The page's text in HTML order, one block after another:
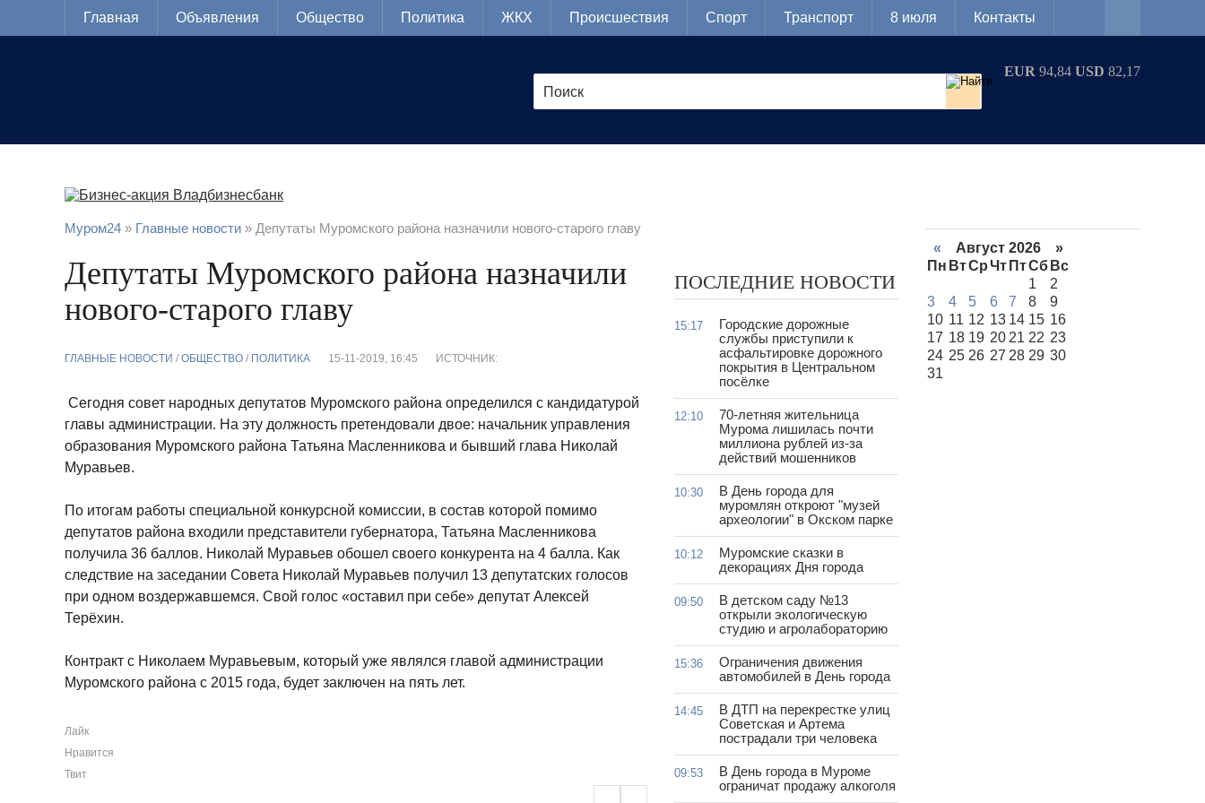
Главная Объявления Общество Политика ЖКХ Происшествия Спорт Транспорт 8 июля Контакты
EUR 94,84 USD 82,17
Муром24 » Главные новости » Депутаты Муромского района назначили нового-старого главу
Депутаты Муромского района назначили
нового-старого главу
ГЛАВНЫЕ НОВОСТИ / ОБЩЕСТВО / ПОЛИТИКА 15-11-2019, 16:45 ИСТОЧНИК:
Сегодня совет народных депутатов Муромского района определился с кандидатурой
главы администрации. На эту должность претендовали двое: начальник управления
образования Муромского района Татьяна Масленникова и бывший глава Николай
Муравьев.
По итогам работы специальной конкурсной комиссии, в состав которой помимо
депутатов района входили представители губернатора, Татьяна Масленникова
получила 36 баллов. Николай Муравьев обошел своего конкурента на 4 балла. Как
следствие на заседании Совета Николай Муравьев получил 13 депутатских голосов
при одном воздержавшемся. Свой голос «оставил при себе» депутат Алексей
Терёхин.
Контракт с Николаем Муравьевым, который уже являлся главой администрации
Муромского района с 2015 года, будет заключен на пять лет.
Лайк
Нравится
Твит
ПОСЛЕДНИЕ НОВОСТИ
15:17
Городские дорожные
службы приступили к
асфальтировке дорожного
покрытия в Центральном
посёлке
12:10
70-летняя жительница
Мурома лишилась почти
миллиона рублей из-за
действий мошенников
10:30
В День города для
муромлян откроют "музей
археологии" в Окском парке
10:12
Муромские сказки в
декорациях Дня города
09:50
В детском саду №13
открыли экологическую
студию и агролабораторию
15:36
Ограничения движения
автомобилей в День города
14:45
В ДТП на перекрестке улиц
Советская и Артема
пострадали три человека
09:53
В День города в Муроме
ограничат продажу алкоголя
« Август 2026 »
Пн ВтСрЧт ПтСб Вс
1
2
3
4 5 6 7 8
9
10 11 12 13 14 15 16
17 18 19 20 21 22 23
24 25 26 27 28 29 30
31